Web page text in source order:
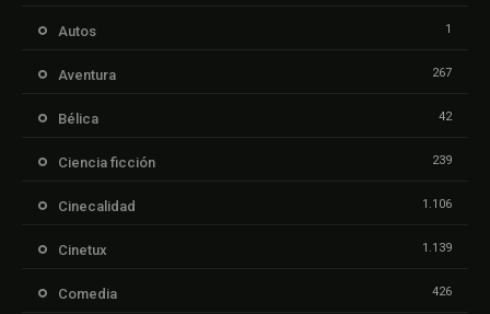
Autos 1
Aventura 267
Bélica 42
Ciencia ficción 239
Cinecalidad 1.106
Cinetux 1.139
Comedia 426